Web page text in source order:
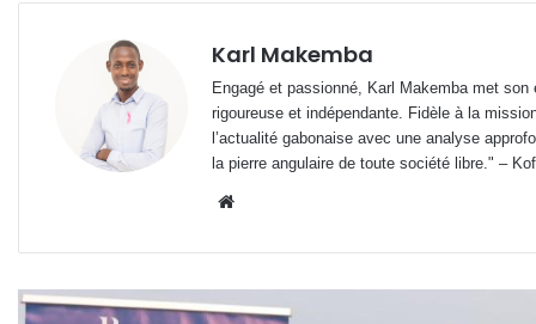
Karl Makemba
Engagé et passionné, Karl Makemba met
rigoureuse et indépendante. Fidèle à la
l’actualité gabonaise avec une analyse
la pierre angulaire de toute société libre." –